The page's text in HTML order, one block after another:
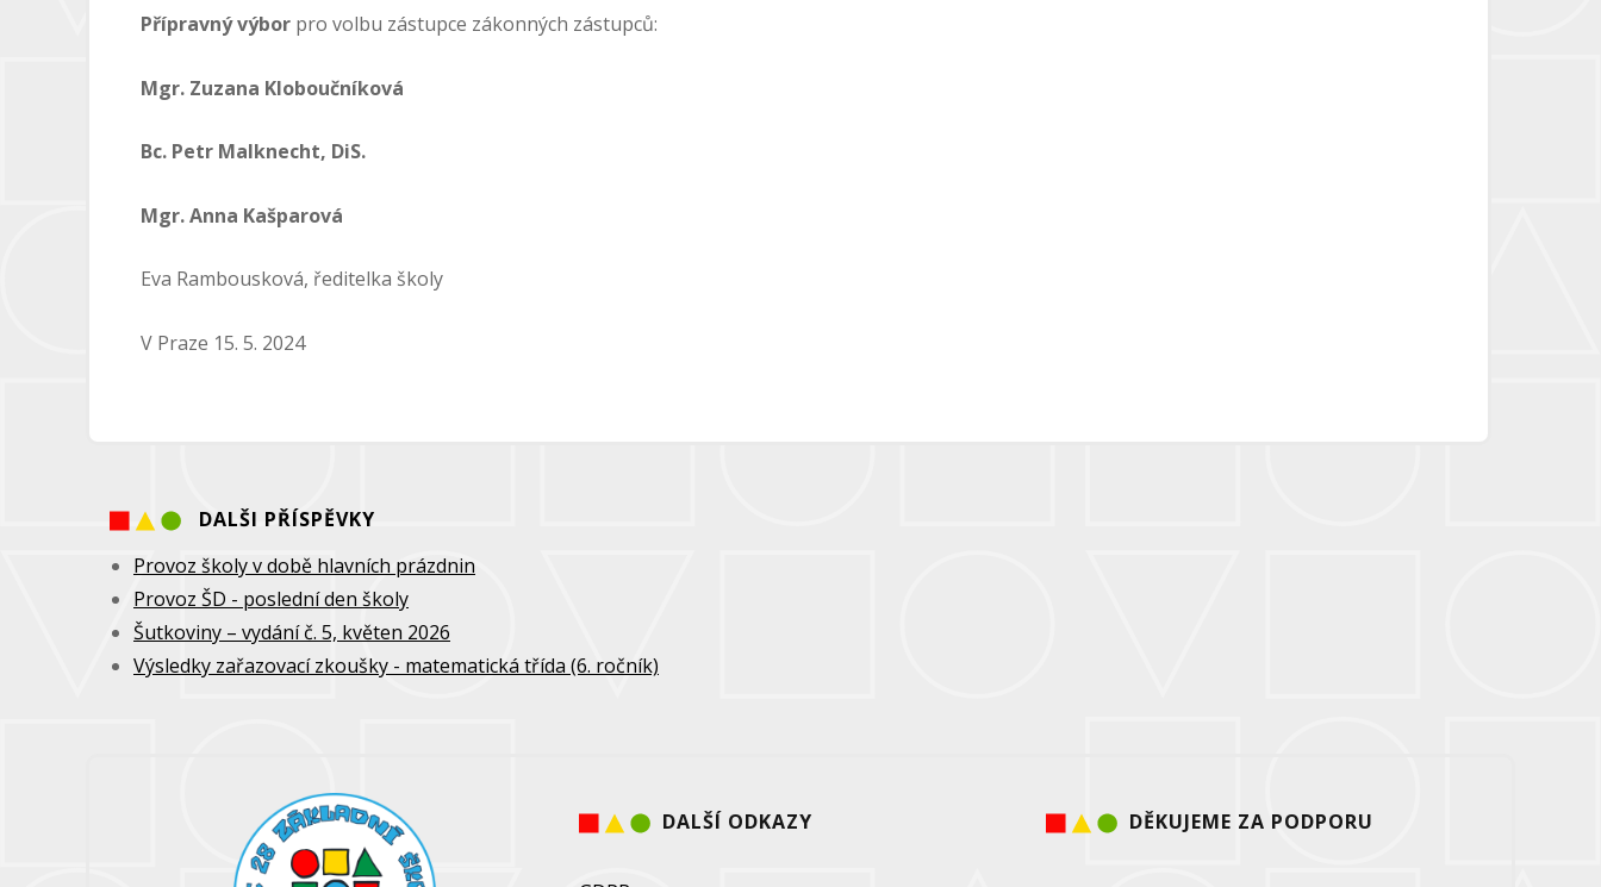
Přípravný výbor pro volbu zástupce zákonných zástupců:
Mgr. Zuzana Kloboučníková
Bc. Petr Malknecht, DiS.
Mgr. Anna Kašparová
Eva Rambousková, ředitelka školy
V Praze 15. 5. 2024
DALŠI PŘÍSPĚVKY
Provoz školy v době hlavních prázdnin
Provoz ŠD - poslední den školy
Šutkoviny – vydání č. 5, květen 2026
Výsledky zařazovací zkoušky - matematická třída (6. ročník)
DALŠÍ ODKAZY DĚKUJEME ZA PODPORU